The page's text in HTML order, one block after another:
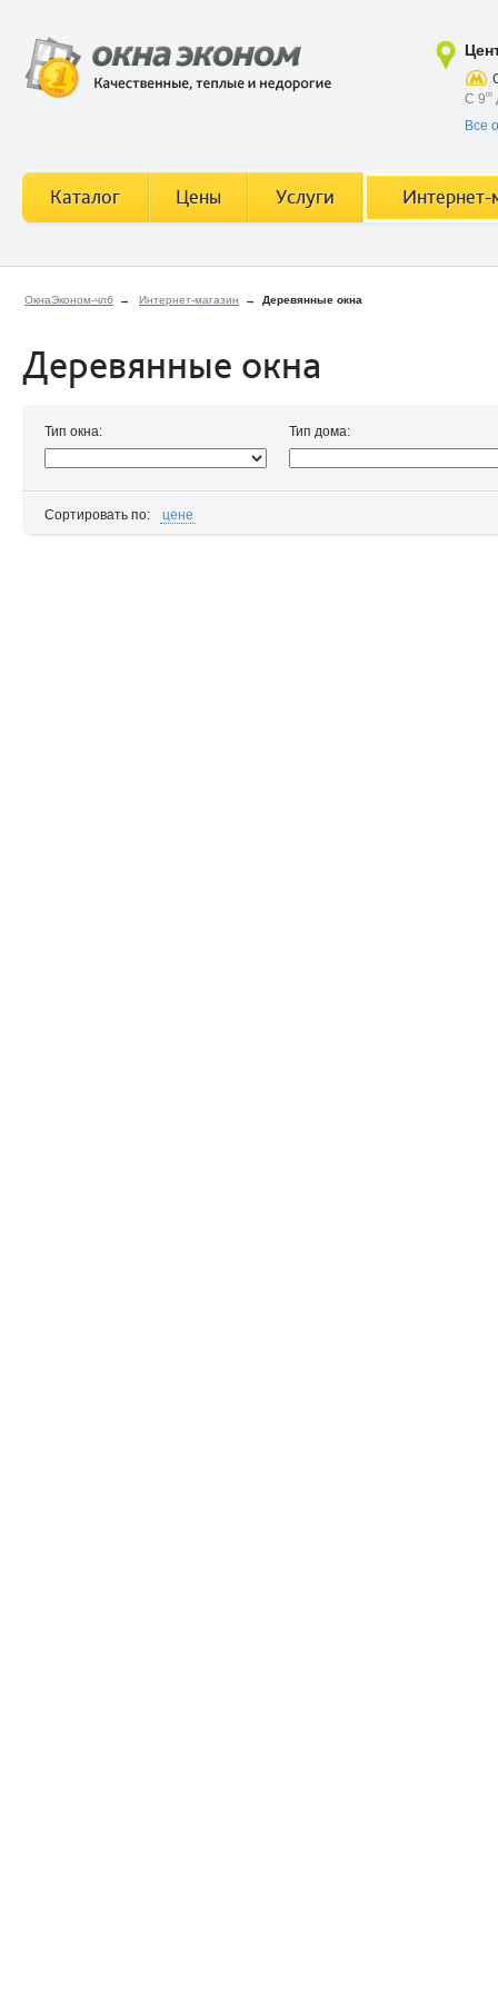
ОкнаЭконом-члб → Интернет-магазин → Деревянные окна
Деревянные окна
Тип окна: Тип дома:
Сортировать по: цене
С 900
Все
Каталог Цены Услуги Интернет-